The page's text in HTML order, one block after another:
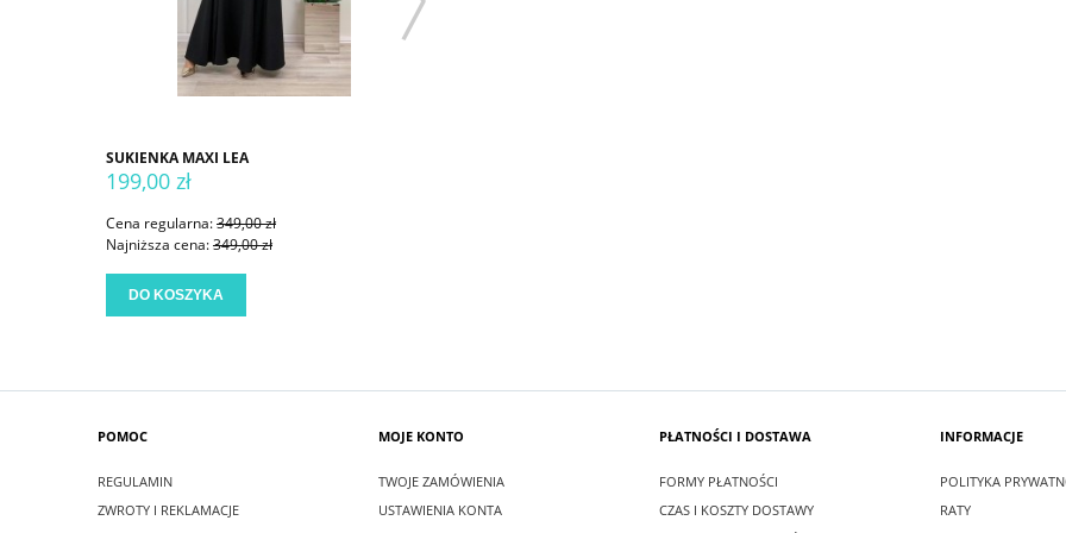
SUKIENKA MAXI LEA
199,00 zł
Cena regularna:349,00 zł
Najniższa cena:349,00 zł
DO KOSZYKA
POMOC
REGULAMIN
ZWROTY I REKLAMACJE
MOJE KONTO
TWOJE ZAMÓWIENIA
USTAWIENIA KONTA
PŁATNOŚCI I DOSTAWA
FORMY PŁATNOŚCI
CZAS I KOSZTY DOSTAWY
INFORMACJE
POLITYKA
RATY